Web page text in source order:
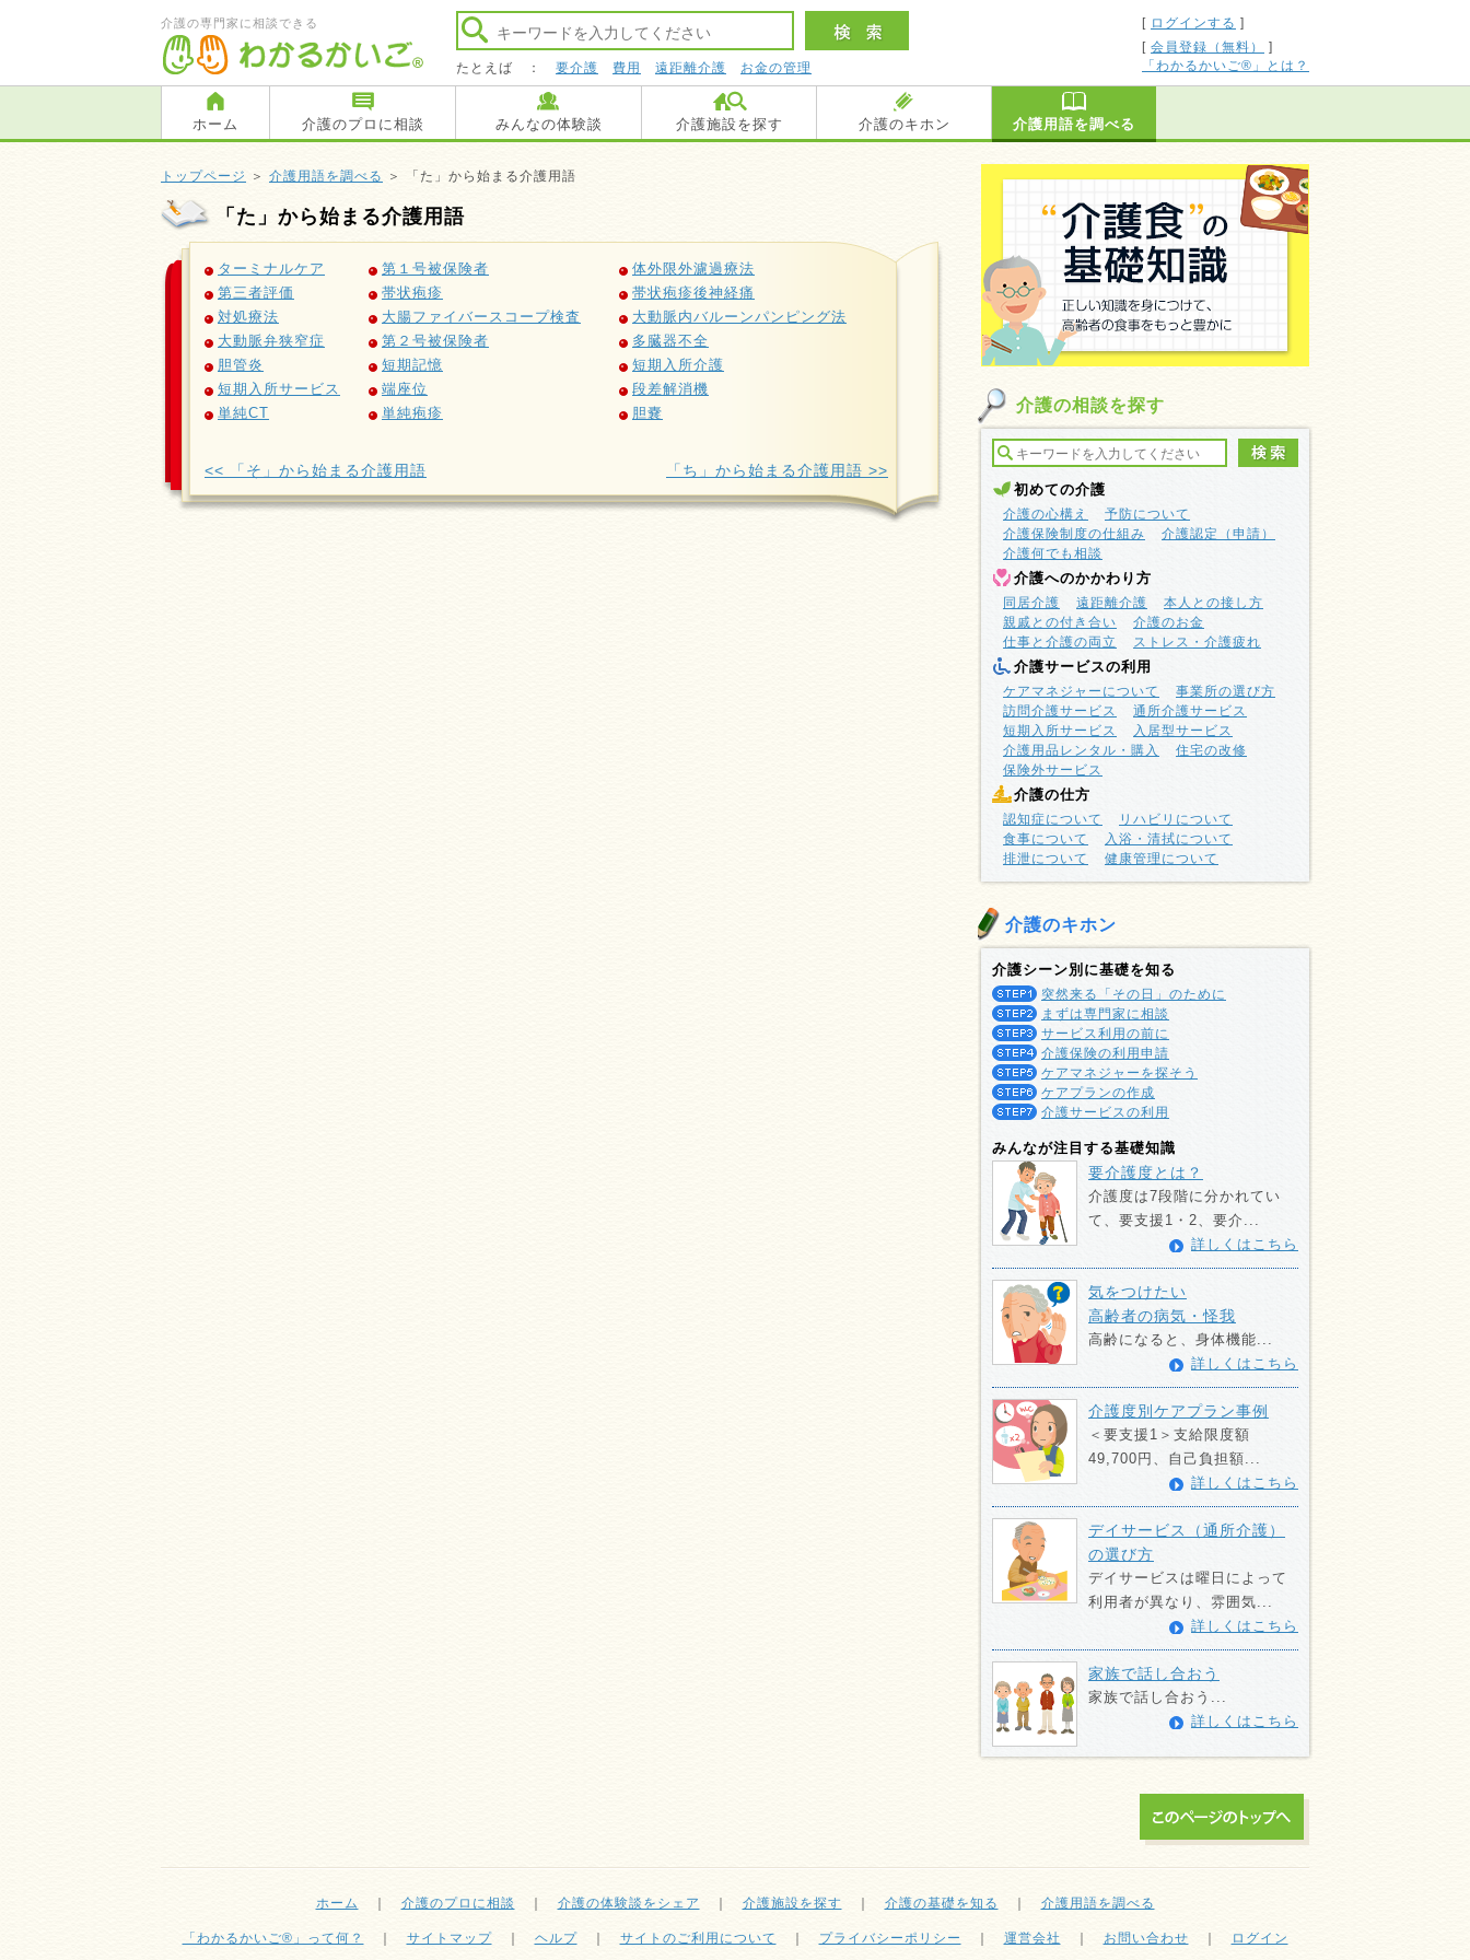
介護の専門家に相談できる
たとえば ： 要介護 費用 遠距離介護 お金の管理
[ ログインする ]
[ 会員登録（無料）
]
「わかるかいご®」とは？
ホーム 介護のプロに相談 みんなの体験談 介護施設を探す 介護のキホン 介護用語を調べる
トップページ ＞ 介護用語を調べる ＞ 「た」から始まる介護用語
「た」から始まる介護用語
ターミナルケア 第１号被保険者
体外限外濾過療法
第三者評価
帯状疱疹
帯状疱疹後神経痛
対処療法
大腸ファイバースコープ検査
大動脈内バルーンパンピング法
大動脈弁狭窄症
第２号被保険者
多臓器不全
胆管炎
短期記憶
短期入所介護
短期入所サービス
端座位
段差解消機
単純CT
単純疱疹 胆嚢
<< 「そ」から始まる介護用語 「ち」から始まる介護用語 >>
介護の相談を探す
初めての介護
介護の心構え
予防について
介護保険制度の仕組み
介護認定（申請）
介護何でも相談
介護へのかかわり方
同居介護 遠距離介護
本人との接し方
親戚との付き合い
介護のお金
仕事と介護の両立
ストレス・介護疲れ
介護サービスの利用
ケアマネジャーについて
事業所の選び方
訪問介護サービス
通所介護サービス
短期入所サービス
入居型サービス
介護用品レンタル・購入
住宅の改修
保険外サービス
介護の仕方
認知症について
リハビリについて
食事について
入浴・清拭について
排泄について
健康管理について
介護のキホン
介護シーン別に基礎を知る
突然来る「その日」のために
まずは専門家に相談
サービス利用の前に
介護保険の利用申請
ケアマネジャーを探そう
ケアプランの作成
介護サービスの利用
みんなが注目する基礎知識
要介護度とは？
介護度は7段階に分かれてい
て、要支援1・2、要介...
詳しくはこちら
気をつけたい
高齢者の病気・怪我
高齢になると、身体機能...
詳しくはこちら
介護度別ケアプラン事例
＜要支援1＞支給限度額
49,700円、自己負担額...
詳しくはこちら
デイサービス（通所介護）
の選び方
デイサービスは曜日によって
利用者が異なり、雰囲気...
詳しくはこちら
家族で話し合おう
家族で話し合おう...
詳しくはこちら
ホーム 介護のプロに相談 介護の体験談をシェア 介護施設を探す 介護の基礎を知る 介護用語を調べる
「わかるかいご®」って何？ サイトマップ｜ ヘルプ｜ サイトのご利用について プライバシーポリシー 運営会社 お問い合わせ ログイン